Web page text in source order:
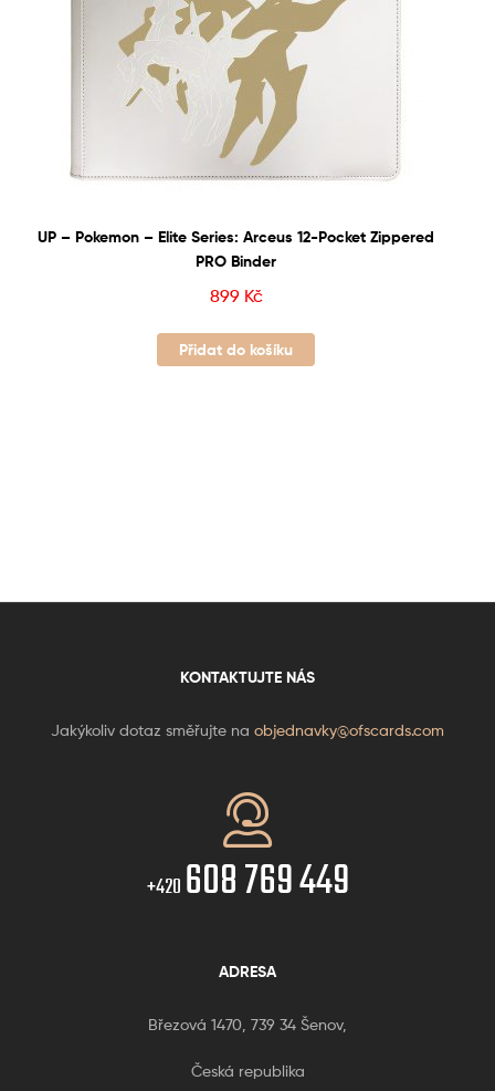
UP – Pokemon – Elite Series: Arceus 12-Pocket Zippered
PRO Binder
899 Kč
Přidat do košíku
KONTAKTUJTE NÁS
Jakýkoliv dotaz směřujte na objednavky@ofscards.com
+420 608 769 449
ADRESA
Březová 1470, 739 34 Šenov,
Česká republika